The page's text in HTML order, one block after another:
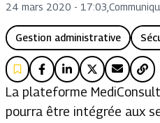
24 mars 2020 - 17:03
Gestion administrative
La plateforme
pourra être intégrée aux